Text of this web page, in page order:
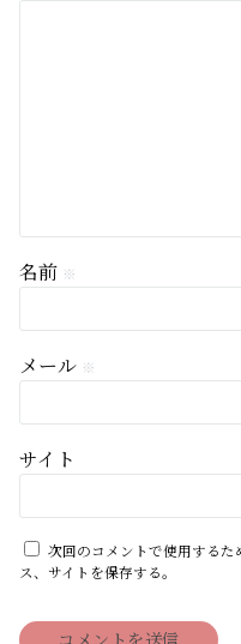
名前 ※
メール ※
サイト
次回のコメントで使用する
ス、サイトを保存する。